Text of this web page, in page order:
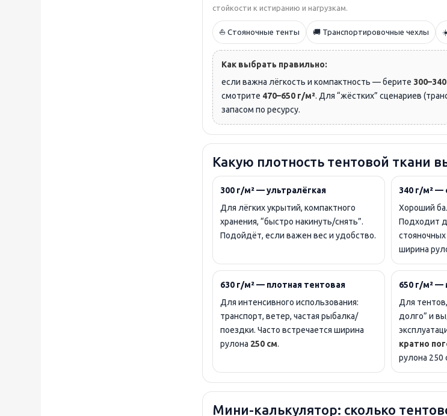
стойкости к истиранию и нагрузкам.
⛵ Стояночные тенты 🚚 Транспортировочные чехлы
Как выбрать правильно:
если важна лёгкость и компактность — берите
смотрите 470–650 г/м². Для “жёстких” сценариев
запасом по ресурсу.
Какую плотность тентовой ткани
300 г/м² — ультралёгкая
Для лёгких укрытий, компактного
хранения, “быстро накинуть/снять”.
Подойдёт, если важен вес и удобство.
340 г/м² —
Хороший
Подходит
ширина
630 г/м² — плотная тентовая
Для интенсивного использования:
транспорт, ветер, частая рыбалка/
поездки. Часто встречается ширина
рулона 250 см.
650 г/м² —
Для
долго” и
кратно
рулона 250
Мини-калькулятор: сколько